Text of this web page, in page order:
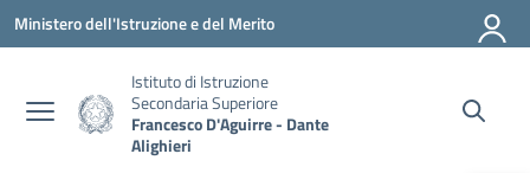
Vai ai contenuti
Vai al menu di navigazione
Vai al footer
Ministero dell'Istruzione e del Merito
Istituto di Istruzione
Secondaria Superiore
Francesco D'Aguirre - Dante
Alighieri